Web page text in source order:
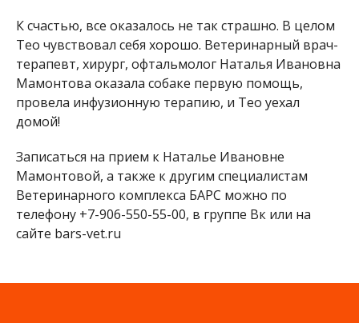
К счастью, все оказалось не так страшно. В целом
Тео чувствовал себя хорошо. Ветеринарный врач-
терапевт, хирург, офтальмолог Наталья Ивановна
Мамонтова оказала собаке первую помощь,
провела инфузионную терапию, и Тео уехал
домой!
Записаться на прием к Наталье Ивановне
Мамонтовой, а также к другим специалистам
Ветеринарного комплекса БАРС можно по
телефону +7-906-550-55-00, в группе Вк или на
сайте bars-vet.ru